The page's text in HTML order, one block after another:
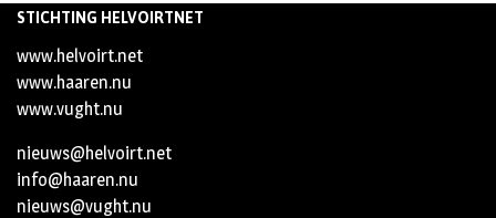
STICHTING HELVOIRTNET
www.helvoirt.net
www.haaren.nu
www.vught.nu
nieuws@helvoirt.net
info@haaren.nu
nieuws@vught.nu